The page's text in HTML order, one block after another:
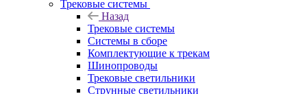
Трековые системы
Назад
Трековые системы
Системы в сборе
Комплектующие к трекам
Шинопроводы
Трековые светильники
Струнные светильники